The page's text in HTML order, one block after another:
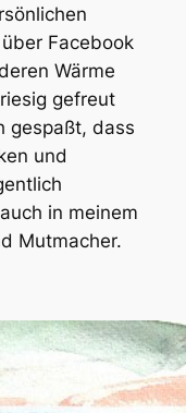
Facebook
Wärme
gefreut
gespaßt, dass
und
in meinem
Mutmacher.